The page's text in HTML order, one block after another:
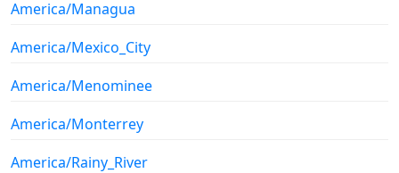
America/Managua
America/Mexico_City
America/Menominee
America/Monterrey
America/Rainy_River